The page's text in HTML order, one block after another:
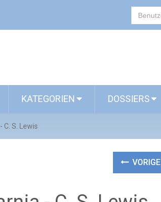
KATEGORIEN DOSSIERS
C. S. Lewis
VORIGE